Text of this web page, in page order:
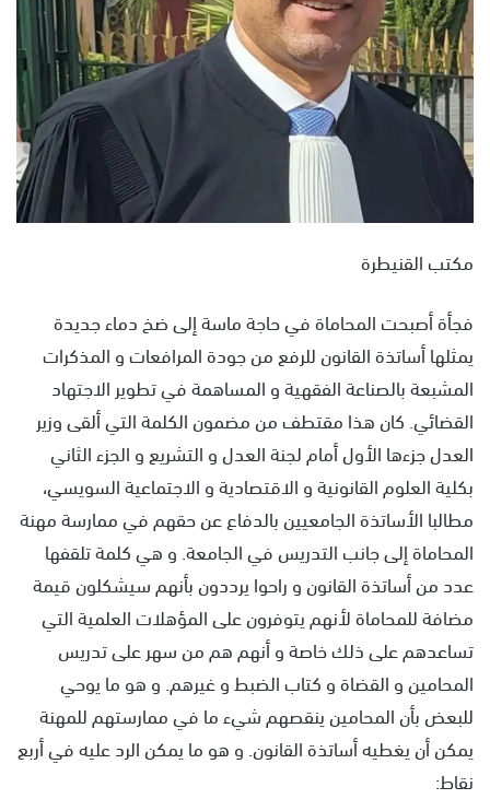
ك
ر
و
مكتب القنيطرة
فجأة أصبحت المحاماة في حاجة ماسة إلى ضخ دماء جديدة
يمثلها أساتذة القانون للرفع من جودة المرافعات و المذكرات
المشبعة بالصناعة الفقهية و المساهمة في تطوير الاجتهاد
القضائي. كان هذا مقتطف من مضمون الكلمة التي ألقى وزير
العدل جزءها الأول أمام لجنة العدل و التشريع و الجزء الثاني
بكلية العلوم القانونية و الاقتصادية و الاجتماعية السويسي،
مطالبا الأساتذة الجامعيين بالدفاع عن حقهم في ممارسة مهنة
المحاماة إلى جانب التدريس في الجامعة. و هي كلمة تلقفها
عدد من أساتذة القانون و راحوا يرددون بأنهم سيشكلون قيمة
مضافة للمحاماة لأنهم يتوفرون على المؤهلات العلمية التي
تساعدهم على ذلك خاصة و أنهم هم من سهر على تدريس
المحامين و القضاة و كتاب الضبط و غيرهم. و هو ما يوحي
للبعض بأن المحامين ينقصهم شيء ما في ممارستهم للمهنة
يمكن أن يغطيه أساتذة القانون. و هو ما يمكن الرد عليه في أربع
نقاط: